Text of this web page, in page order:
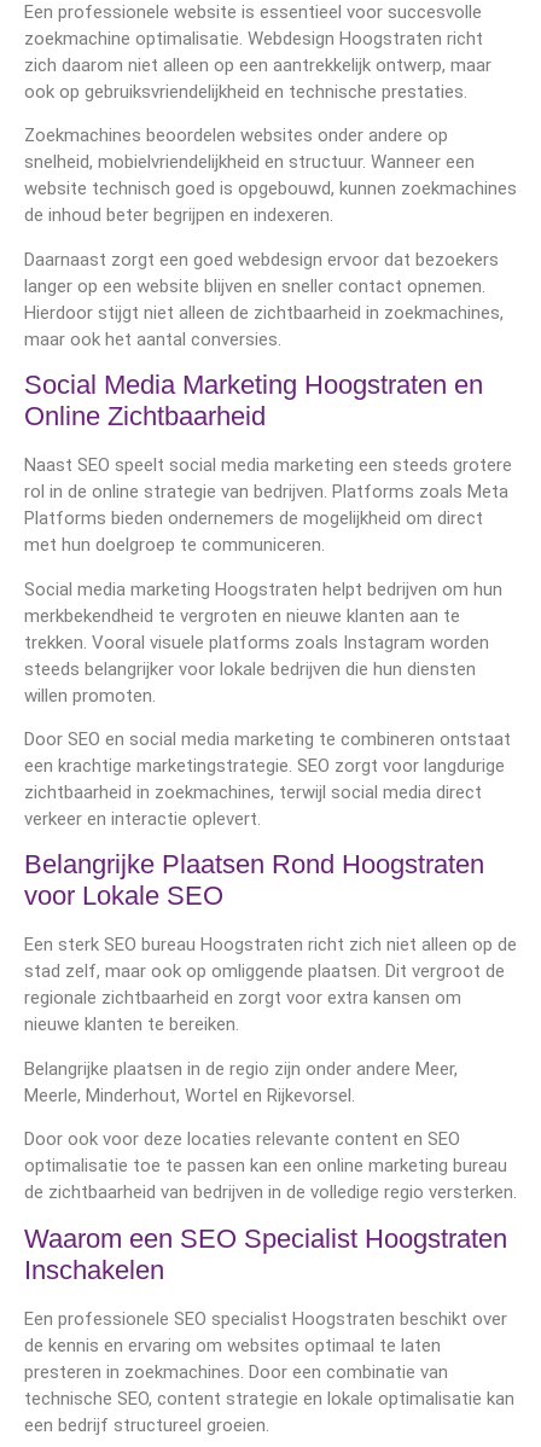
Een professionele website is essentieel voor succesvolle
zoekmachine optimalisatie. Webdesign Hoogstraten richt
zich daarom niet alleen op een aantrekkelijk ontwerp, maar
ook op gebruiksvriendelijkheid en technische prestaties.
Zoekmachines beoordelen websites onder andere op
snelheid, mobielvriendelijkheid en structuur. Wanneer een
website technisch goed is opgebouwd, kunnen zoekmachines
de inhoud beter begrijpen en indexeren.
Daarnaast zorgt een goed webdesign ervoor dat bezoekers
langer op een website blijven en sneller contact opnemen.
Hierdoor stijgt niet alleen de zichtbaarheid in zoekmachines,
maar ook het aantal conversies.
Social Media Marketing Hoogstraten en
Online Zichtbaarheid
Naast SEO speelt social media marketing een steeds grotere
rol in de online strategie van bedrijven. Platforms zoals Meta
Platforms bieden ondernemers de mogelijkheid om direct
met hun doelgroep te communiceren.
Social media marketing Hoogstraten helpt bedrijven om hun
merkbekendheid te vergroten en nieuwe klanten aan te
trekken. Vooral visuele platforms zoals Instagram worden
steeds belangrijker voor lokale bedrijven die hun diensten
willen promoten.
Door SEO en social media marketing te combineren ontstaat
een krachtige marketingstrategie. SEO zorgt voor langdurige
zichtbaarheid in zoekmachines, terwijl social media direct
verkeer en interactie oplevert.
Belangrijke Plaatsen Rond Hoogstraten
voor Lokale SEO
Een sterk SEO bureau Hoogstraten richt zich niet alleen op de
stad zelf, maar ook op omliggende plaatsen. Dit vergroot de
regionale zichtbaarheid en zorgt voor extra kansen om
nieuwe klanten te bereiken.
Belangrijke plaatsen in de regio zijn onder andere Meer,
Meerle, Minderhout, Wortel en Rijkevorsel.
Door ook voor deze locaties relevante content en SEO
optimalisatie toe te passen kan een online marketing bureau
de zichtbaarheid van bedrijven in de volledige regio versterken.
Waarom een SEO Specialist Hoogstraten
Inschakelen
Een professionele SEO specialist Hoogstraten beschikt over
de kennis en ervaring om websites optimaal te laten
presteren in zoekmachines. Door een combinatie van
technische SEO, content strategie en lokale optimalisatie kan
een bedrijf structureel groeien.